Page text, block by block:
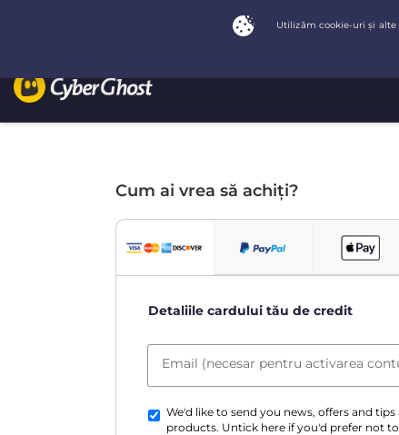
Cum ai vrea să achiți?
Detaliile cardului tău de credit
Email (necesar pentru activarea
We'd like to send you news, offers and
products. Untick here if you'd prefer not